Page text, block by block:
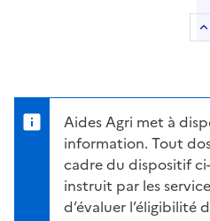
Aides Agri met à
information. Tout
cadre du dispositif
instruit par les
d’évaluer l’éligibilité